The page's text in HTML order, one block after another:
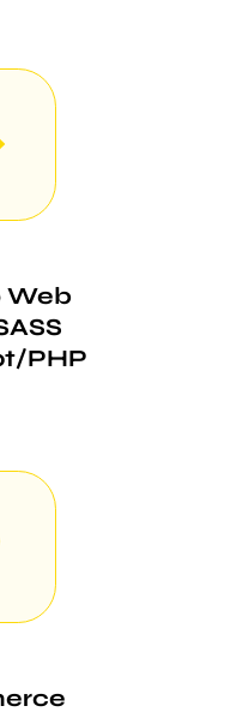
Web
PHP